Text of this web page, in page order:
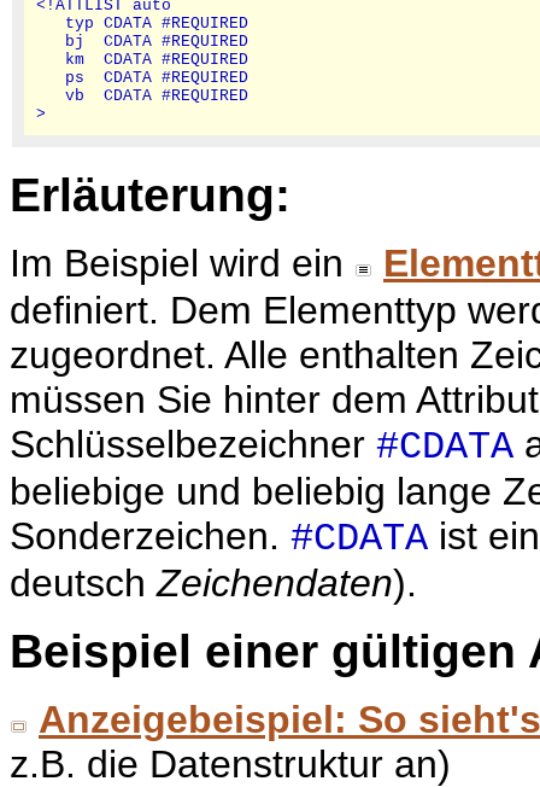
<!ATTLIST auto
   typ CDATA #REQUIRED
   bj  CDATA #REQUIRED
   km  CDATA #REQUIRED
   ps  CDATA #REQUIRED
   vb  CDATA #REQUIRED
Erläuterung:
Im Beispiel wird ein
definiert. Dem Elementtyp
zugeordnet. Alle enthalten
müssen Sie hinter dem
Schlüsselbezeichner #CDATA
beliebige und beliebig lange
Sonderzeichen. #CDATA ist
deutschZeichendaten).
Beispiel einer gültigen
Anzeigebeispiel: So
z.B. die Datenstruktur an)